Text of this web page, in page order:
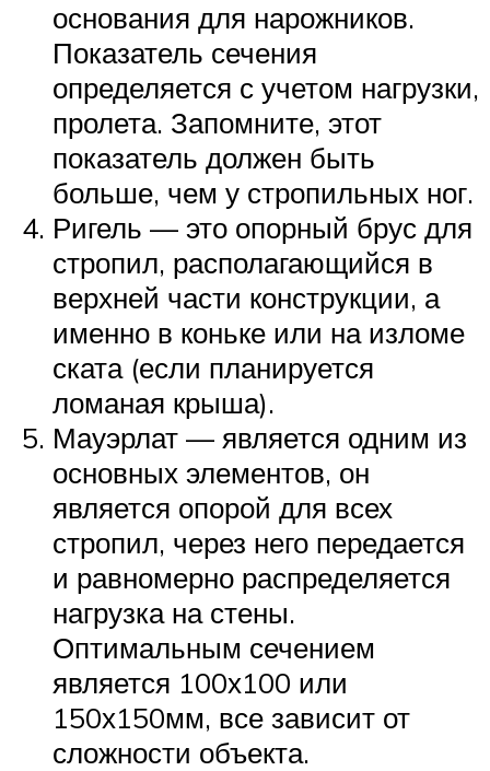
основания для нарожников.
Показатель сечения
определяется с учетом нагрузки,
пролета. Запомните, этот
показатель должен быть
больше, чем у стропильных ног.
Ригель — это опорный брус для
стропил, располагающийся в
верхней части конструкции, а
именно в коньке или на изломе
ската (если планируется
ломаная крыша).
Мауэрлат — является одним из
основных элементов, он
является опорой для всех
стропил, через него передается
и равномерно распределяется
нагрузка на стены.
Оптимальным сечением
является 100х100 или
150х150мм, все зависит от
сложности объекта.